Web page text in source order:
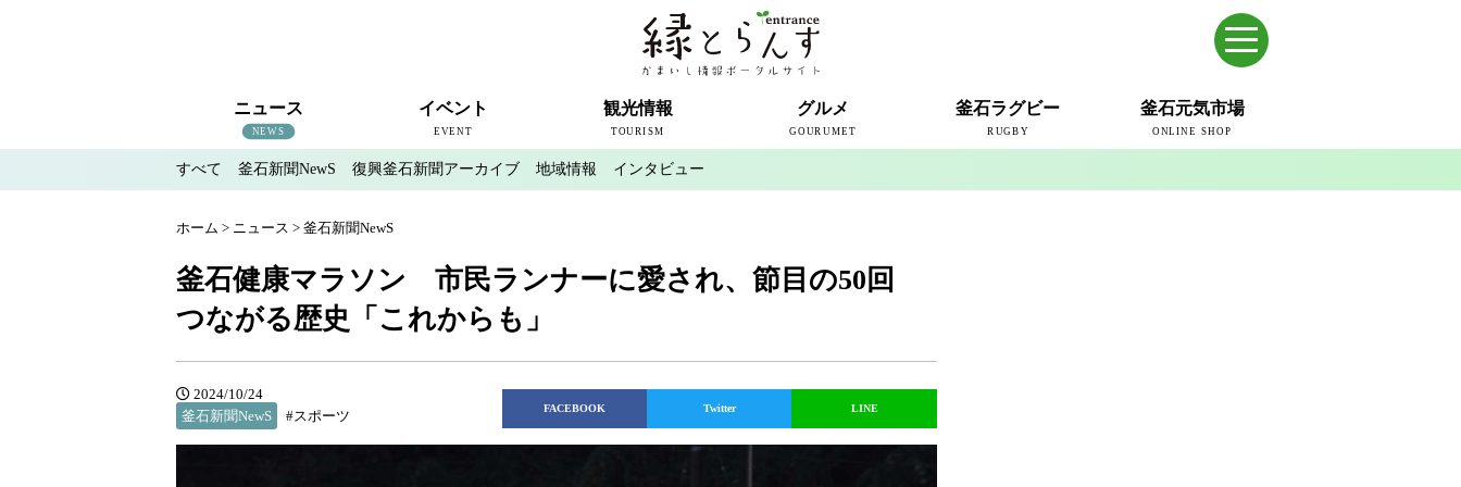
ニュース
NEWS
すべて
釜石新聞NewS
復興釜石新聞アーカイブ
地域情報
インタビュー
イベント
EVENT
釜石のイベント情報
観光情報
TOURISM
近代製鉄発祥の地
観光スポット
宿泊情報
釜石情報交流センター
魚河岸テラス
うのすまい・トモス
根浜シーサイド
SL銀河
三陸鉄道
グルメ
GOURUMET
釜石ラグビー
RUGBY
釜石元気市場
ONLINE SHOP
すべて 釜石新聞NewS 復興釜石新聞アーカイブ 地域情報 インタビュー
ホーム > ニュース > 釜石新聞NewS
釜石健康マラソン 市民ランナーに愛され、節目の50回
つながる歴史「これからも」
2024/10/24
釜石新聞NewS
#スポーツ FACEBOOK Twitter LINE